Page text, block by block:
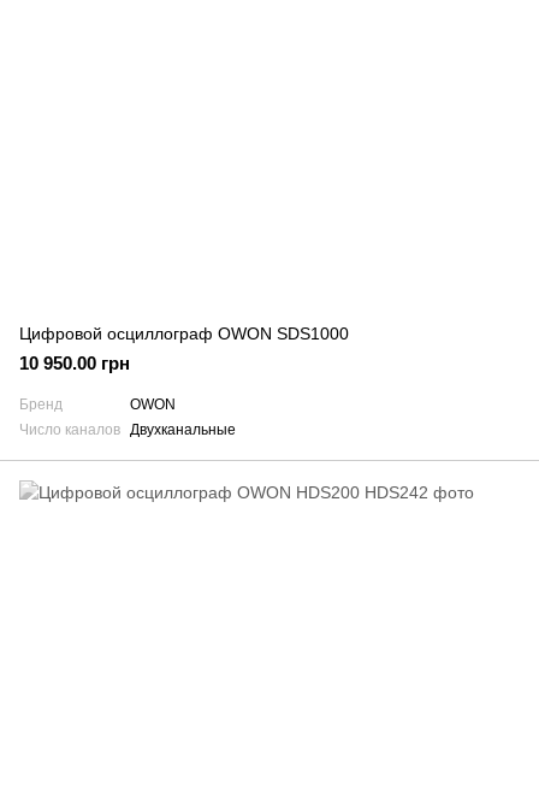
Цифровой осциллограф OWON SDS1000
10 950.00 грн
Бренд
OWON
Число каналов Двухканальные